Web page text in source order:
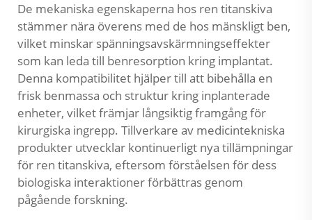
De mekaniska egenskaperna hos ren titanskiva
stämmer nära överens med de hos mänskligt ben,
vilket minskar spänningsavskärmningseffekter
som kan leda till benresorption kring implantat.
Denna kompatibilitet hjälper till att bibehålla en
frisk benmassa och struktur kring inplanterade
enheter, vilket främjar långsiktig framgång för
kirurgiska ingrepp. Tillverkare av medicintekniska
produkter utvecklar kontinuerligt nya tillämpningar
för ren titanskiva, eftersom förståelsen för dess
biologiska interaktioner förbättras genom
pågående forskning.